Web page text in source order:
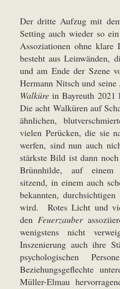
Der dritte Aufzug mit
Setting auch wieder so
Assoziationen ohne
besteht aus Leinwänden,
und am Ende der Szene
Hermann Nitsch und
Walküre in Bayreuth 2021
Die acht Walküren auf
ähnlichen,
vielen Perücken, die sie
werfen, sind nun auch
stärkste Bild ist dann
Brünnhilde, auf einem
sitzend, in einem auch
bekannten, durchsichtigen
wird. Rotes Licht und
den Feuerzauber
wenigstens nicht
Inszenierung auch ihre
psychologischen
Beziehungsgeflechte
Müller-Elmau